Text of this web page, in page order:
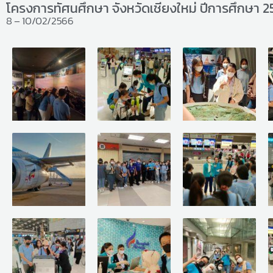
โครงการทัศนศึกษา จังหวัดเชียงใหม่ ปีการศึกษา
8 – 10/02/2566